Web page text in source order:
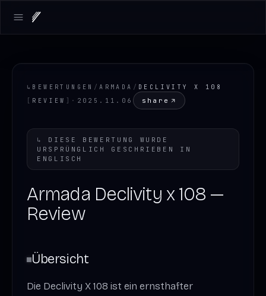
Open main menu
↳ BEWERTUNGEN /ARMADA / DECLIVITY X 108
[ REVIEW ] · 2025.11.06 share
↳ DIESE BEWERTUNG WURDE
URSPRÜNGLICH GESCHRIEBEN IN
ENGLISCH
Armada Declivity x 108 —
Review
Übersicht
Die Declivity X 108 ist ein ernsthafter